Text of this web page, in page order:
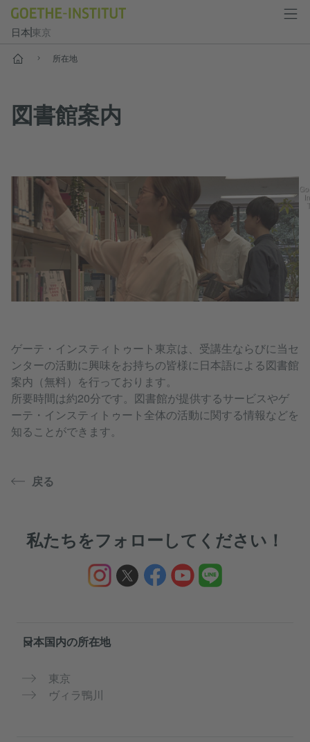
日本 東京
スタート 所在地
図書館案内
ゲーテ・インスティトゥート東京は、受講生ならびに当セ
ンターの活動に興味をお持ちの皆様に日本語による図書館
案内（無料）を行っております。
所要時間は約20分です。図書館が提供するサービスやゲ
ーテ・インスティトゥート全体の活動に関する情報などを
知ることができます。
戻る
私たちをフォローしてください！
Service- und Informationsbereich
日本国内の所在地
東京
ヴィラ鴨川